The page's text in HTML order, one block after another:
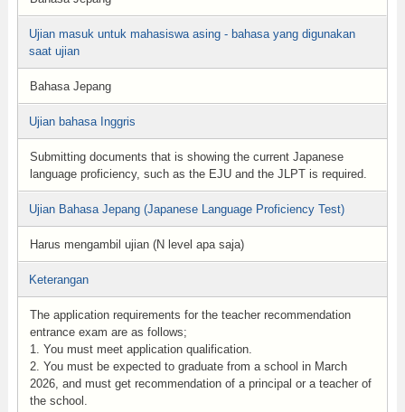
Ujian masuk untuk mahasiswa asing - bahasa yang digunakan
saat ujian
Bahasa Jepang
Ujian bahasa Inggris
Submitting documents that is showing the current Japanese
language proficiency, such as the EJU and the JLPT is required.
Ujian Bahasa Jepang (Japanese Language Proficiency Test)
Harus mengambil ujian (N level apa saja)
Keterangan
The application requirements for the teacher recommendation
entrance exam are as follows;
1. You must meet application qualification.
2. You must be expected to graduate from a school in March
2026, and must get recommendation of a principal or a teacher of
the school.